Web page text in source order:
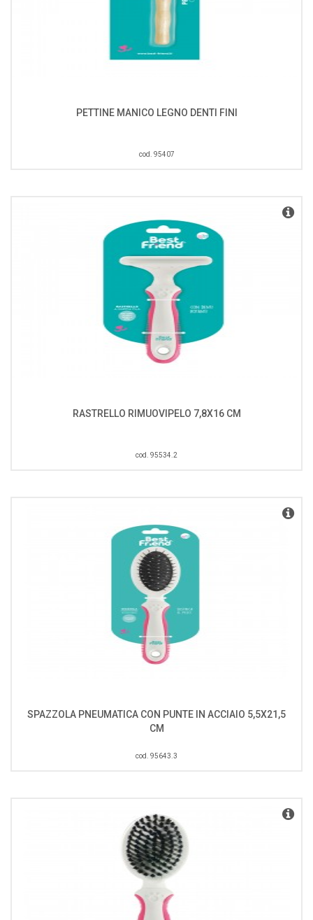
PETTINE MANICO LEGNO DENTI FINI
cod. 95407
RASTRELLO RIMUOVIPELO 7,8X16 CM
cod. 95534.2
SPAZZOLA PNEUMATICA CON PUNTE IN ACCIAIO 5,5X21,5
CM
cod. 95643.3